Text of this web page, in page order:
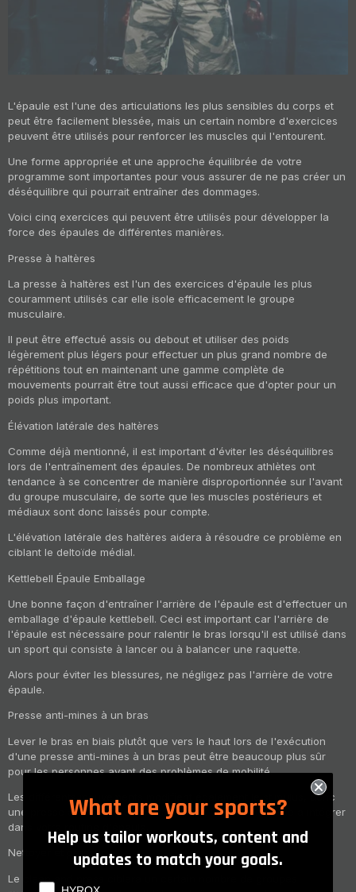
L'épaule est l'une des articulations les plus sensibles du corps et
peut être facilement blessée, mais un certain nombre d'exercices
peuvent être utilisés pour renforcer les muscles qui l'entourent.
Une forme appropriée et une approche équilibrée de votre
programme sont importantes pour vous assurer de ne pas créer un
déséquilibre qui pourrait entraîner des dommages.
Voici cinq exercices qui peuvent être utilisés pour développer la
force des épaules de différentes manières.
Presse à haltères
La presse à haltères est l'un des exercices d'épaule les plus
couramment utilisés car elle isole efficacement le groupe
musculaire.
Il peut être effectué assis ou debout et utiliser des poids
légèrement plus légers pour effectuer un plus grand nombre de
répétitions tout en maintenant une gamme complète de
mouvements pourrait être tout aussi efficace que d'opter pour un
poids plus important.
Élévation latérale des haltères
Comme déjà mentionné, il est important d'éviter les déséquilibres
lors de l'entraînement des épaules. De nombreux athlètes ont
tendance à se concentrer de manière disproportionnée sur l'avant
du groupe musculaire, de sorte que les muscles postérieurs et
médiaux sont donc laissés pour compte.
L'élévation latérale des haltères aidera à résoudre ce problème en
ciblant le deltoïde médial.
Kettlebell Épaule Emballage
Une bonne façon d'entraîner l'arrière de l'épaule est d'effectuer un
emballage d'épaule kettlebell. Ceci est important car l'arrière de
l'épaule est nécessaire pour ralentir le bras lorsqu'il est utilisé dans
un sport qui consiste à lancer ou à balancer une raquette.
Alors pour éviter les blessures, ne négligez pas l'arrière de votre
épaule.
Presse anti-mines à un bras
Lever le bras en biais plutôt que vers le haut lors de l'exécution
d'une presse anti-mines à un bras peut être beaucoup plus sûr
pour les personnes ayant des problèmes de mobilité.
Les différents mouvements modifient également le stimulus, donc
une presse anti-mines est certainement un exercice utile à intégrer
dans votre routine d'épaule.
Nettoyer et presser
Le clean and press ciblera un certain nombre de groupes
What are your sports?
Help us tailor workouts, content and
updates to match your goals.
What are your sports?